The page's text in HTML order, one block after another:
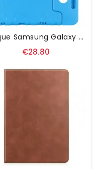
Coque Samsung Galaxy Tab S8 Plus / S7 Plus Mousse EVA Pour Enfants
€28.80